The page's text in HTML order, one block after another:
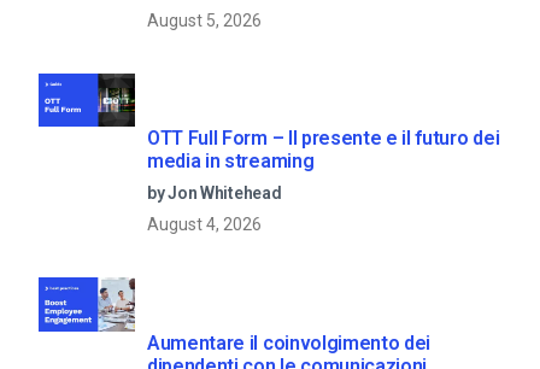
August 5, 2026
OTT Full Form – Il presente e il futuro dei
media in streaming
by Jon Whitehead
August 4, 2026
Aumentare il coinvolgimento dei